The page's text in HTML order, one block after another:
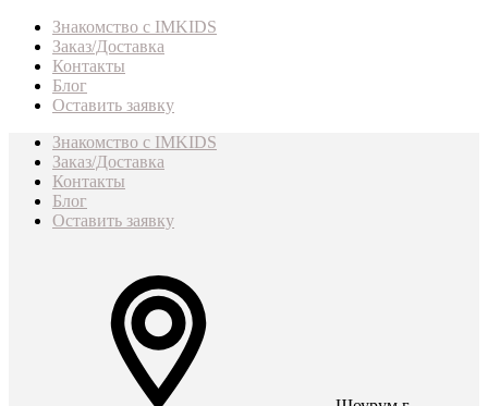
Знакомство с IMKIDS
Заказ/Доставка
Контакты
Блог
Оставить заявку
Знакомство с IMKIDS
Заказ/Доставка
Контакты
Блог
Оставить заявку